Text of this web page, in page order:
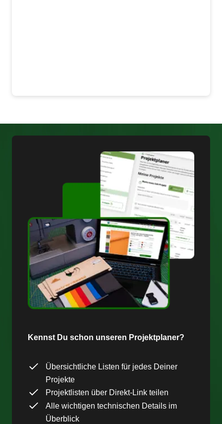
Kennst Du schon unseren Projektplaner?
Übersichtliche Listen für jedes Deiner
Projekte
Projektlisten über Direkt-Link teilen
Alle wichtigen technischen Details im
Überblick